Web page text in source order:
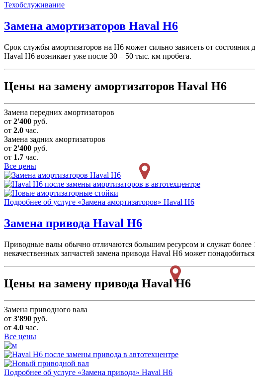
Техобслуживание
Замена амортизаторов Haval H6
Срок службы амортизаторов на H6 может сильно зависеть от
Haval H6 возникает уже после 30 – 50 тыс. км пробега.
Цены на замену амортизаторов Haval H6
Замена передних амортизаторов
от 2'400 руб.
от 2.0 час.
Замена задних амортизаторов
от 2'400 руб.
от 1.7 час.
Все цены
Подробнее об услуге «Замена амортизаторов» Haval H6
Замена привода Haval H6
Приводные валы обычно отличаются большим ресурсом и служат более
некачественных запчастей замена привода Haval H6 может
Цены на замену привода Haval H6
Замена приводного вала
от 3'890 руб.
от 4.0 час.
Все цены
Подробнее об услуге «Замена привода» Haval H6